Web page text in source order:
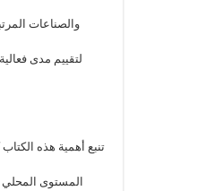
والصناعات
لتقييم مدى
تنبع أهمية هذه
المستوى